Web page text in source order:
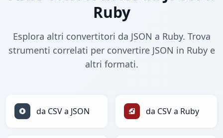
Ruby
Esplora altri convertitori da JSON a Ruby. Trova
strumenti correlati per convertire JSON in Ruby e
altri formati.
da CSV a JSON da CSV a Ruby